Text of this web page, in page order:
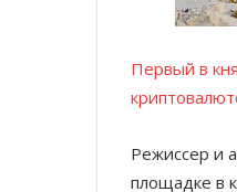
Первый в
Режиссер и
площадке в